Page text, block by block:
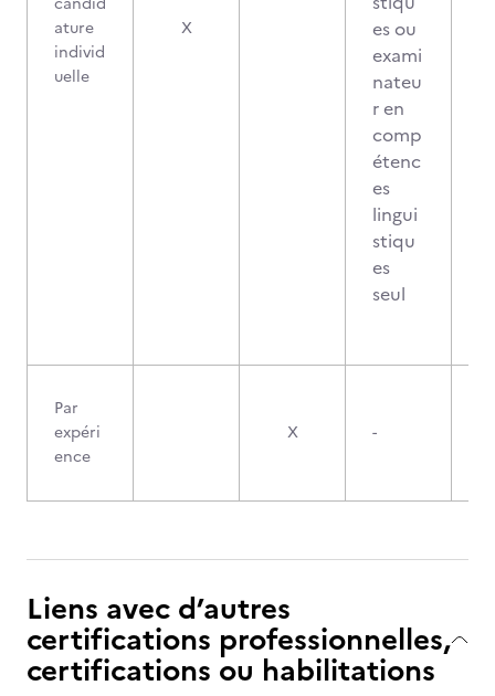
ature
individ
uelle
X
es ou
exami
nateu
r en
comp
étenc
es
lingui
stiqu
es
seul
Par
expéri
ence
X -
Liens avec d’autres
certifications professionnelles,
certifications ou habilitations